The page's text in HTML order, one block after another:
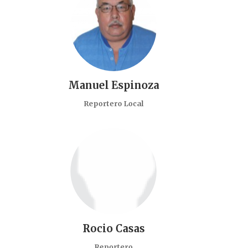
Manuel Espinoza
Reportero Local
Rocio Casas